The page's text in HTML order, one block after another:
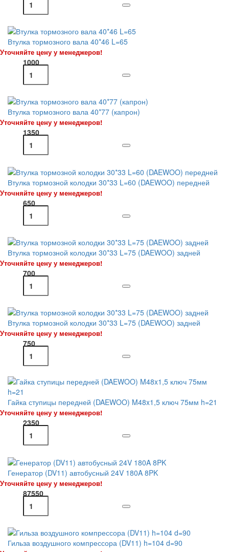
Втулка тормозного вала 40*46 L=65
Уточняйте цену у менеджеров!
1000
Втулка тормозного вала 40*77 (капрон)
Уточняйте цену у менеджеров!
1350
Втулка тормозной колодки 30*33 L=60 (DAEWOO) передней
Уточняйте цену у менеджеров!
650
Втулка тормозной колодки 30*33 L=75 (DAEWOO) задней
Уточняйте цену у менеджеров!
700
Втулка тормозной колодки 30*33 L=75 (DAEWOO) задней
Уточняйте цену у менеджеров!
750
Гайка ступицы передней (DAEWOO) M48x1,5 ключ 75мм h=21
Уточняйте цену у менеджеров!
2350
Генератор (DV11) автобусный 24V 180A 8PK
Уточняйте цену у менеджеров!
87550
Гильза воздушного компрессора (DV11) h=104 d=90